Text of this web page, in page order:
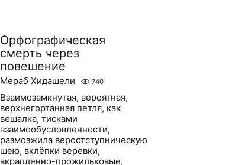
Орфографическая
смерть через
повешение
Мераб Хидашели 740
Взаимозамкнутая, вероятная,
верхнегортанная петля, как
вешалка, тисками
взаимообусловленности,
размозжила вероотступническую
шею, вклёпки веревки,
вкрапленно-прожильковые,